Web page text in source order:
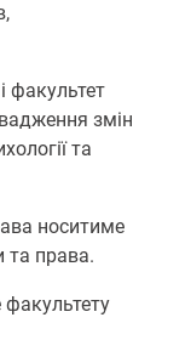
факультет
змін
та
носитиме
та права.